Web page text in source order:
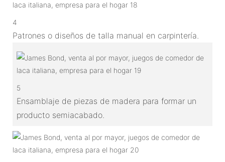
4
Patrones o diseños de talla manual en carpintería.
5
Ensamblaje de piezas de madera para formar un
producto semiacabado.